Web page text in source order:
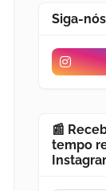
Siga-nós
📰
tempo